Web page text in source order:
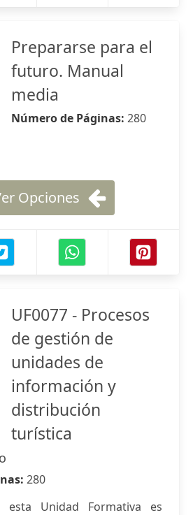
Prepararse para el
futuro. Manual
media
Número de Páginas: 280
Opciones
UF0077 - Procesos
de gestión de
unidades de
información y
distribución
turística
280
Unidad Formativa es